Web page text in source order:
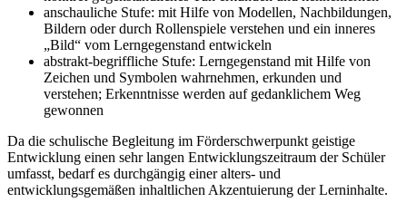
anschauliche Stufe: mit Hilfe von Modellen, Nachbildungen,
Bildern oder durch Rollenspiele verstehen und ein inneres
„Bild“ vom Lerngegenstand entwickeln
abstrakt-begriffliche Stufe: Lerngegenstand mit Hilfe von
Zeichen und Symbolen wahrnehmen, erkunden und
verstehen; Erkenntnisse werden auf gedanklichem Weg
gewonnen
Da die schulische Begleitung im Förderschwerpunkt geistige
Entwicklung einen sehr langen Entwicklungszeitraum der Schüler
umfasst, bedarf es durchgängig einer alters- und
entwicklungsgemäßen inhaltlichen Akzentuierung der Lerninhalte.